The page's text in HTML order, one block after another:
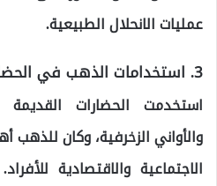
عمليات الانحلال الطبيعية.
3. استخدامات الذهب في
استخدمت الحضارات
والأواني الزخرفية، وكان للذهب
الاجتماعية والاقتصادية